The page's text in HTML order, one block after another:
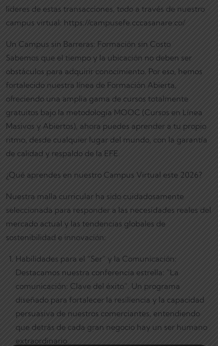
líderes de estas transacciones, todo a través de nuestro
campus virtual: https://campusefe.cccasanare.co/
Un Campus sin Barreras: Formación sin Costo
Sabemos que el tiempo y la ubicación no deben ser
obstáculos para adquirir conocimiento. Por eso, hemos
fortalecido nuestra línea de Formación Abierta,
ofreciendo una amplia gama de cursos totalmente
gratuitos bajo la metodología MOOC (Cursos en Línea
Masivos y Abiertos), ahora puedes aprender a tu propio
ritmo, desde cualquier lugar del mundo, con la garantía
de calidad y respaldo de la EFE.
¿Qué aprendes en nuestro Campus Virtual este 2026?
Nuestra malla curricular ha sido cuidadosamente
seleccionada para responder a las necesidades reales del
mercado actual y las tendencias globales de
sostenibilidad e innovación:
Habilidades para el “Ser” y la Comunicación:
Destacamos nuestra conferencia estrella: “La
comunicación: Clave del éxito”. Un programa
diseñado para fortalecer la resiliencia y la capacidad
persuasiva de nuestros comerciantes, entendiendo
que detrás de cada gran negocio hay un ser humano
extraordinario.